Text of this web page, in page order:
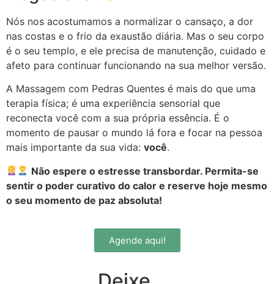
Nós nos acostumamos a normalizar o cansaço, a dor
nas costas e o frio da exaustão diária. Mas o seu corpo
é o seu templo, e ele precisa de manutenção, cuidado e
afeto para continuar funcionando na sua melhor versão.
A Massagem com Pedras Quentes é mais do que uma
terapia física; é uma experiência sensorial que
reconecta você com a sua própria essência. É o
momento de pausar o mundo lá fora e focar na pessoa
mais importante da sua vida: você.
Não espere o estresse transbordar. Permita-se
sentir o poder curativo do calor e reserve hoje mesmo
o seu momento de paz absoluta!
Agende aqui!